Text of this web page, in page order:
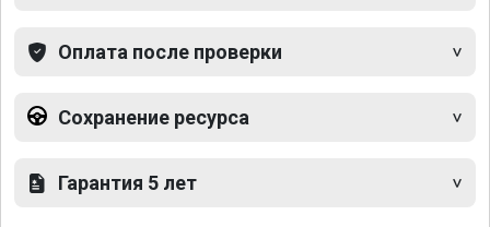
Оплата после проверки
Сохранение ресурса
Гарантия 5 лет